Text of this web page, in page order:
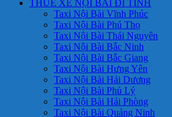
THUÊ XE NỘI BÀI ĐI TỈNH
Taxi Nội Bài Vĩnh Phúc
Taxi Nội Bài Phú Thọ
Taxi Nội Bài Thái Nguyên
Taxi Nội Bài Bắc Ninh
Taxi Nội Bài Bắc Giang
Taxi Nội Bài Hưng Yên
Taxi Nội Bài Hải Dương
Taxi Nội Bài Phủ Lý
Taxi Nội Bài Hải Phòng
Taxi Nội Bài Quảng Ninh